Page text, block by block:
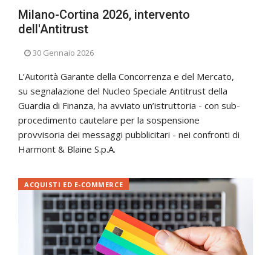
Milano-Cortina 2026, intervento
dell'Antitrust
30 Gennaio 2026
L’Autorità Garante della Concorrenza e del Mercato,
su segnalazione del Nucleo Speciale Antitrust della
Guardia di Finanza, ha avviato un’istruttoria - con sub-
procedimento cautelare per la sospensione
provvisoria dei messaggi pubblicitari - nei confronti di
Harmont & Blaine S.p.A.
ACQUISTI ED E-COMMERCE